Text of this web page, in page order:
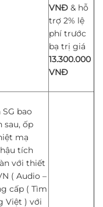
VNĐ & hỗ
trợ 2% lệ
phí trước
bạ trị giá
13.300.000
VNĐ
bao
sau, ốp
mạ
tích
với thiết
( Audio –
cấp ( Tìm
Việt ) với